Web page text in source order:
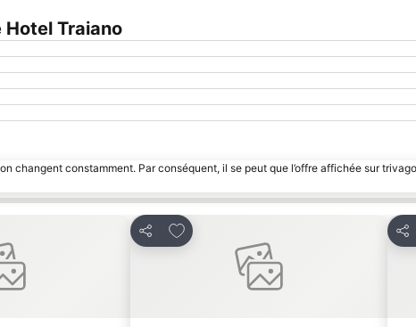
Traiano
changent constamment. Par conséquent, il se peut que l’offre affichée sur
Partager
Ajouter à mes favoris